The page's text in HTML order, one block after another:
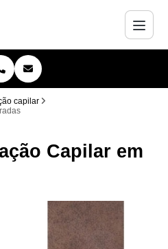
capilar
Capilar em